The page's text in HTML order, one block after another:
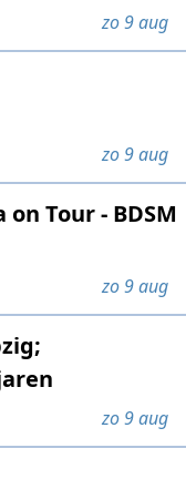
zo 9 aug
zo 9 aug
on Tour - BDSM
zo 9 aug
zo 9 aug